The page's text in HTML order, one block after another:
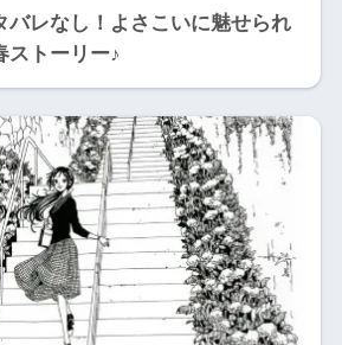
バレなし！よさこいに魅せられ
ストーリー♪